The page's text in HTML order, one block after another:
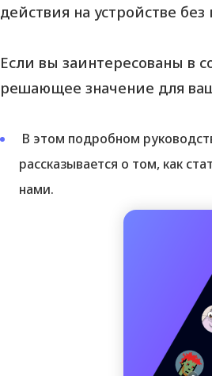
действия на устройстве
Если вы заинтересованы в
решающее значение для
В этом подробном
рассказывается о том, как
нами.